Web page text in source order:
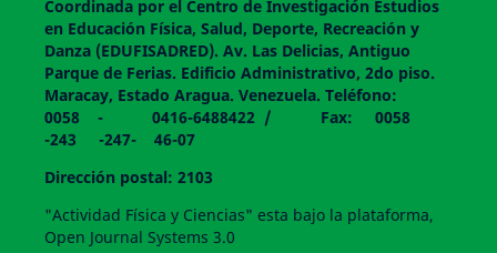
Coordinada por el Centro de Investigación Estudios
en Educación Física, Salud, Deporte, Recreación y
Danza (EDUFISADRED). Av. Las Delicias, Antiguo
Parque de Ferias. Edificio Administrativo, 2do piso.
Maracay, Estado Aragua. Venezuela. Teléfono:
0058 - 0416-6488422 / Fax: 0058
-243 -247- 46-07
Dirección postal: 2103
"Actividad Física y Ciencias" esta bajo la plataforma,
Open Journal Systems 3.0